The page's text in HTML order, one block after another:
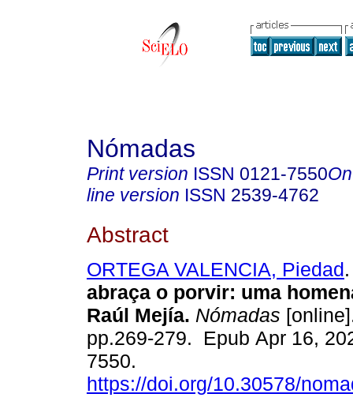
Nómadas
Print version ISSN 0121-7550
line version ISSN 2539-4762
Abstract
ORTEGA VALENCIA, Piedad.
abraça o porvir: uma
Raúl Mejía. Nómadas
pp.269-279. Epub Apr 16,
7550.
https://doi.org/10.30578/